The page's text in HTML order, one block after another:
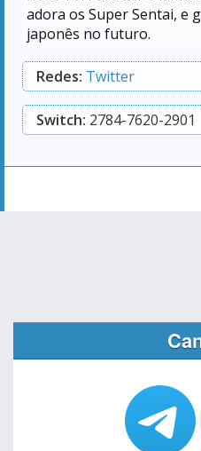
adora os Super Sentai, e
japonês no futuro.
Redes: Twitter
Switch: 2784-7620-2901